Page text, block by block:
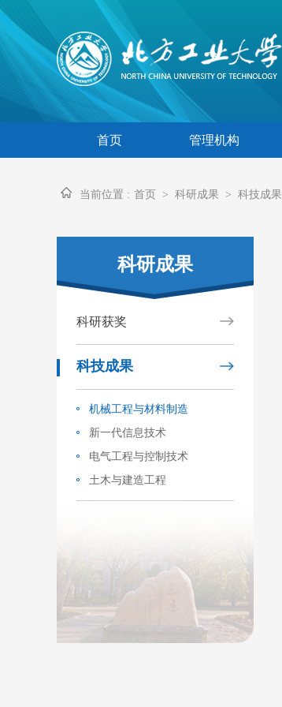
首页 管理机构
科研成果
科研获奖
科技成果
机械工程与材料制造
新一代信息技术
电气工程与控制技术
土木与建造工程
当前位置 : 首页 > 科研成果 > 科技成果